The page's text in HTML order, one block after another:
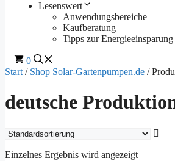
Lesenswert
Anwendungsbereiche
Kaufberatung
Tipps zur Energieeinsparung
0
Start / Shop Solar-Gartenpumpen.de /
deutsche
Einzelnes Ergebnis wird angezeigt